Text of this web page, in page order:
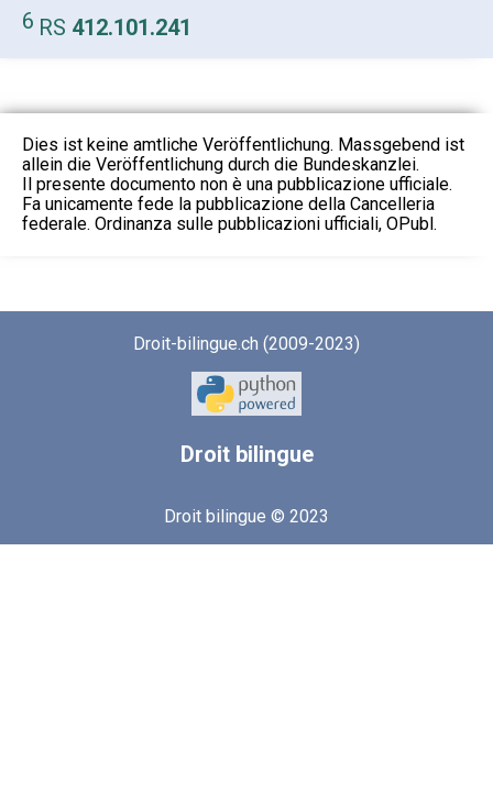
6 RS 412.101.241
Dies ist keine amtliche Veröffentlichung. Massgebend ist
allein die Veröffentlichung durch die Bundeskanzlei.
Il presente documento non è una pubblicazione ufficiale.
Fa unicamente fede la pubblicazione della Cancelleria
federale. Ordinanza sulle pubblicazioni ufficiali, OPubl.
Droit-bilingue.ch (2009-2023)
Droitbilingue
Droit bilingue © 2023